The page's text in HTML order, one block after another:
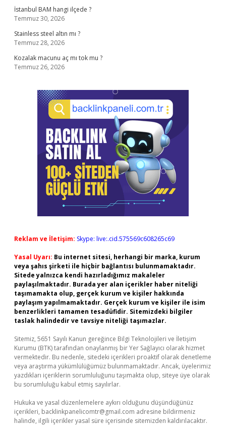
İstanbul BAM hangi ilçede ?
Temmuz 30, 2026
Stainless steel altın mı ?
Temmuz 28, 2026
Kozalak macunu aç mı tok mu ?
Temmuz 26, 2026
Reklam ve İletişim: Skype: live:.cid.575569c608265c69
Yasal Uyarı: Bu internet sitesi, herhangi bir marka, kurum
veya şahıs şirketi ile hiçbir bağlantısı bulunmamaktadır.
Sitede yalnızca kendi hazırladığımız makaleler
paylaşılmaktadır. Burada yer alan içerikler haber niteliği
taşımamakta olup, gerçek kurum ve kişiler hakkında
paylaşım yapılmamaktadır. Gerçek kurum ve kişiler ile isim
benzerlikleri tamamen tesadüfidir. Sitemizdeki bilgiler
taslak halindedir ve tavsiye niteliği taşımazlar.
Sitemiz, 5651 Sayılı Kanun gereğince Bilgi Teknolojileri ve İletişim
Kurumu (BTK) tarafından onaylanmış bir Yer Sağlayıcı olarak hizmet
vermektedir. Bu nedenle, sitedeki içerikleri proaktif olarak denetleme
veya araştırma yükümlülüğümüz bulunmamaktadır. Ancak, üyelerimiz
yazdıkları içeriklerin sorumluluğunu taşımakta olup, siteye üye olarak
bu sorumluluğu kabul etmiş sayılırlar.
Hukuka ve yasal düzenlemelere aykırı olduğunu düşündüğünüz
içerikleri, backlinkpanelicomtr@gmail.com adresine bildirmeniz
halinde, ilgili içerikler yasal süre içerisinde sitemizden kaldırılacaktır.